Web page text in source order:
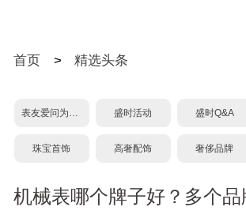
首页 > 精选头条
表友爱问为什么？ 盛时活动 盛时Q&A
珠宝首饰 高奢配饰 奢侈品牌
机械表哪个牌子好？多个